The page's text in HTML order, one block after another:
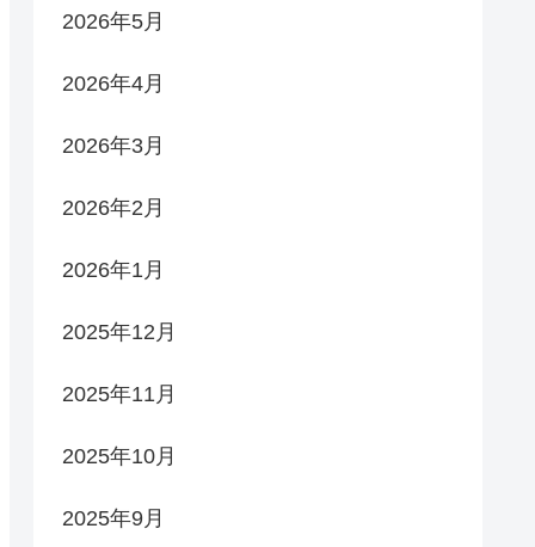
2026年5月
2026年4月
2026年3月
2026年2月
2026年1月
2025年12月
2025年11月
2025年10月
2025年9月